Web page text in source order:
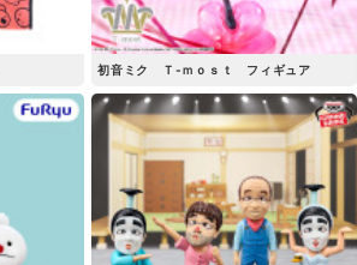
初音ミク Ｔ-ｍｏｓｔ フィギュア